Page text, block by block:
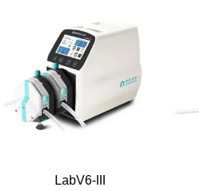
LabV6-III